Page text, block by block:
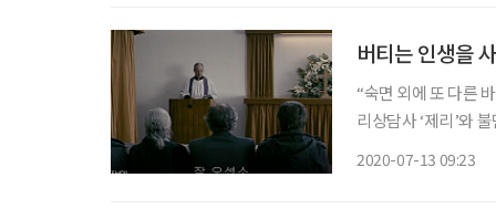
버티는 인생을
“숙면 외에 또 다른
리상담사 ‘제리’와
2020-07-13 09:23